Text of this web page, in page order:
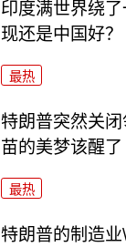
印度满世界绕
现还是中国好？
最热
特朗普突然关
苗的美梦该醒了
最热
特朗普的制造